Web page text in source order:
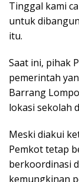
Tinggal kami
untuk
itu.
Saat ini, pihak
pemerintah
Barrang
lokasi sekolah
Meski diakui
Pemkot tetap
berkoordinasi
kemungkinan